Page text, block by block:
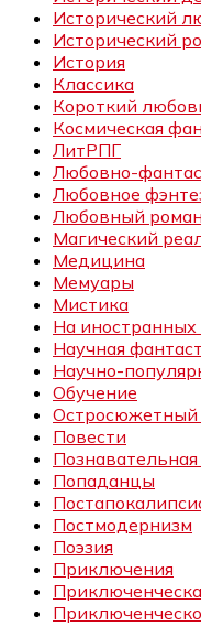
Исторический
Исторический
История
Классика
Короткий
Космическая
ЛитРПГ
Любовно-
Любовное
Любовный роман
Магический
Медицина
Мемуары
Мистика
На иностранных
Научная
Научно-
Обучение
Повести
Попаданцы
Постмодернизм
Поэзия
Приключения